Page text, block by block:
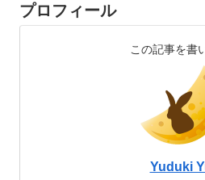
プロフィール
この記事を書
Yuduki